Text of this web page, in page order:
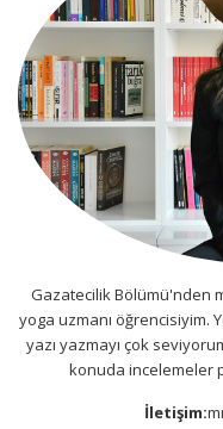
Gazatecilik Bölümü'nden
yoga uzmanı öğrencisiyim.
yazı yazmayı çok
konuda incelemeler
İletişim: